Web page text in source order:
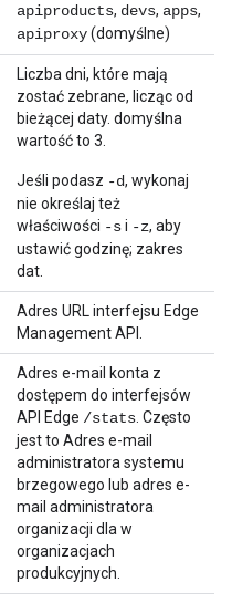
apiproducts, devs, apps,
apiproxy(domyślne)
Liczba dni, które mają
zostać zebrane, licząc od
bieżącej daty. domyślna
wartość to 3.
Jeśli podasz -d, wykonaj
nie określaj też
właściwości -si -z, aby
ustawić godzinę; zakres
dat.
Adres URL interfejsu Edge
Management API.
Adres e-mail konta z
dostępem do interfejsów
API Edge /stats . Często
jest to Adres e-mail
administratora systemu
brzegowego lub adres e-
mail administratora
organizacji dla w
organizacjach
produkcyjnych.